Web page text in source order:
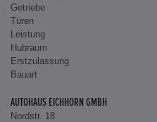
Getriebe
Türen
Leistung
Hubraum
Erstzulassung
Bauart
AUTOHAUS EICHHORN GMBH
Nordstr. 18